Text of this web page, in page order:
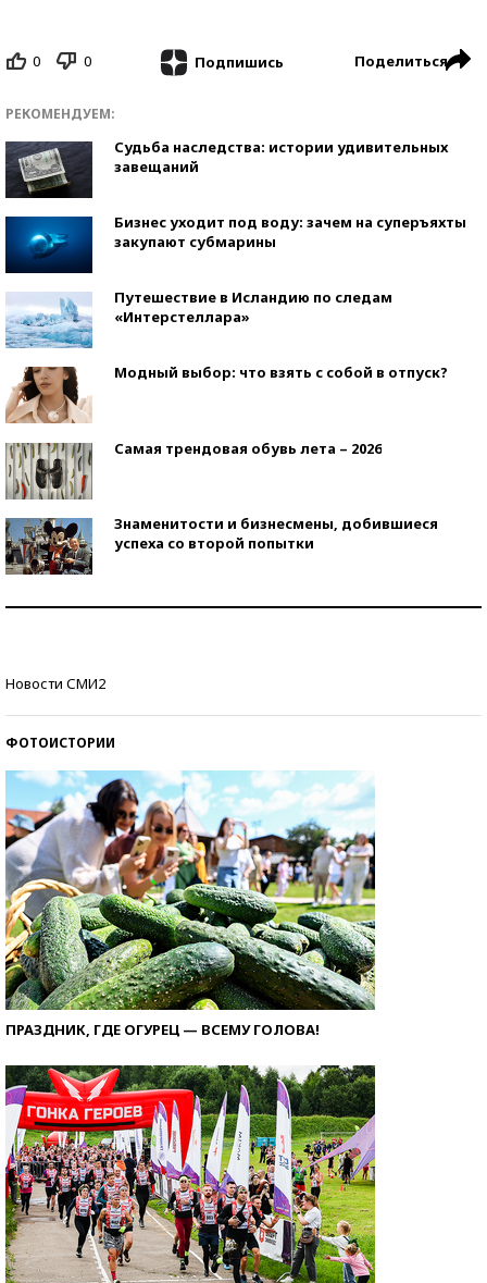
0 0 Подпишись Поделиться
РЕКОМЕНДУЕМ:
Судьба наследства: истории удивительных
завещаний
Бизнес уходит под воду: зачем на суперъяхты
закупают субмарины
Путешествие в Исландию по следам
«Интерстеллара»
Модный выбор: что взять с собой в отпуск?
Самая трендовая обувь лета – 2026
Знаменитости и бизнесмены, добившиеся
успеха со второй попытки
Новости СМИ2
ФОТОИСТОРИИ
ПРАЗДНИК, ГДЕ ОГУРЕЦ — ВСЕМУ ГОЛОВА!